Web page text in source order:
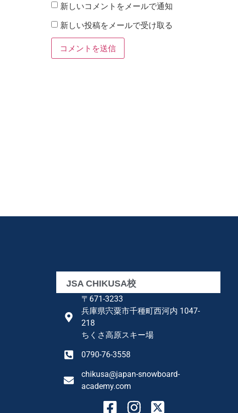
新しいコメントをメールで通知
新しい投稿をメールで受け取る
JSA CHIKUSA校
〒671-3233
兵庫県宍粟市千種町西河内 1047-
218
ちくさ高原スキー場
0790-76-3558
chikusa@japan-snowboard-
academy.com